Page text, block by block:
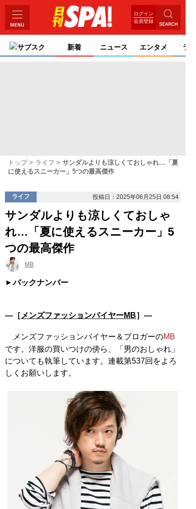
ログイン
会員登録
サブスク 新着 ニュース エンタメ ライ
トップ ライフ
サンダルよりも涼しくておしゃれ…「夏
に使えるスニーカー」5つの最高傑作
ライフ 投稿日：2025年06月25日 08:54
サンダルよりも涼しくておしゃ
れ…「夏に使えるスニーカー」5
つの最高傑作
MB
バックナンバー
―［ メンズファッションバイヤーMB］―
メンズファッションバイヤー＆ブロガーのMB
です。洋服の買いつけの傍ら、「男のおしゃれ」
についても執筆しています。連載第537回をよろ
しくお願いします。